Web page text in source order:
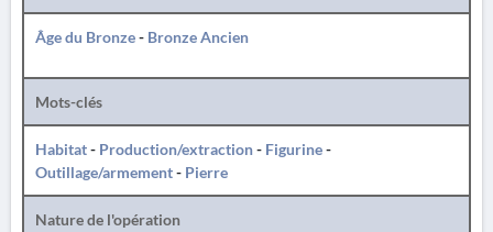
Âge du Bronze- Bronze Ancien
Mots-clés
Habitat- Production/extraction- Figurine-
Outillage/armement- Pierre
Nature de l'opération